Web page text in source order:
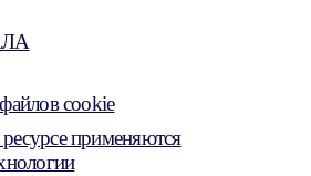
cookie
применяются